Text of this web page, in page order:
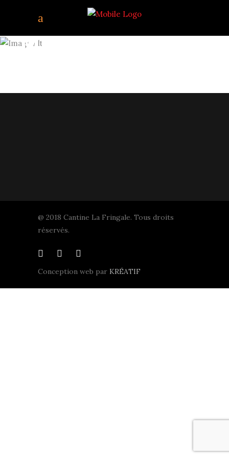
@ 2018 Cantine La Fringale. Tous droits
réservés.
Conception web par KRÉATIF